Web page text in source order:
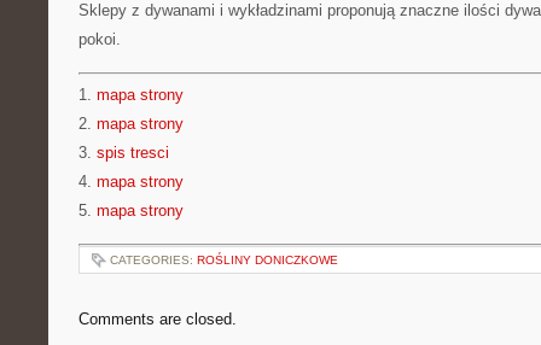
Sklepy z dywanami i wykładzinami proponują znaczne ilości
pokoi.
1. mapa strony
2. mapa strony
3. spis tresci
4. mapa strony
5. mapa strony
CATEGORIES: ROŚLINY DONICZKOWE
Comments are closed.